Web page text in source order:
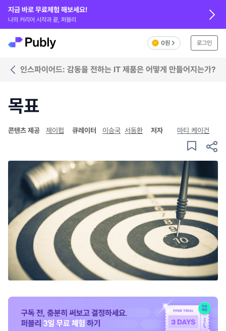
지금 바로 무료체험 해보세요!
나의 커리어 시작과 끝, 퍼블리
0원 로그인
인스파이어드: 감동을 전하는 IT 제품은 어떻게 만들어지는가?
목표
콘텐츠 제공 제이펍 큐레이터 이승국 서동환 저자 마티 케이건